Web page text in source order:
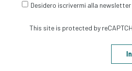
Desidero iscrivermi alla newsletter